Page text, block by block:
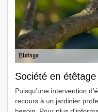
Société en
Puisqu’une intervention
recours à un jardinier